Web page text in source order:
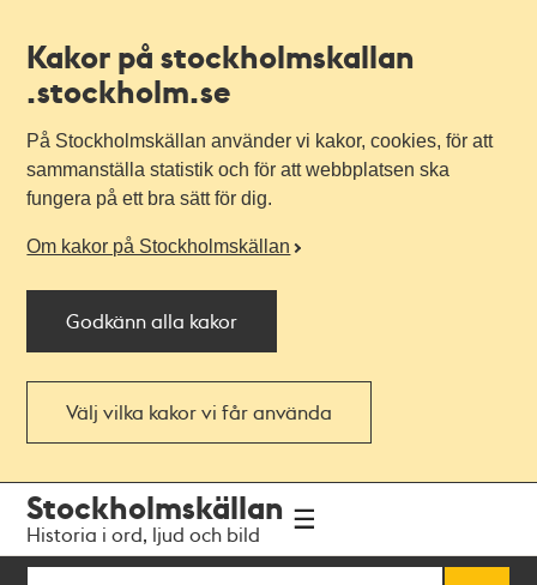
Kakor på stockholmskallan
.stockholm.se
På Stockholmskällan använder vi kakor, cookies, för att
sammanställa statistik och för att webbplatsen ska
fungera på ett bra sätt för dig.
Om kakor på Stockholmskällan
Godkänn alla kakor
Välj vilka kakor vi får använda
navigationen
huvudinnehållet
Stockholmskällan
Historia i ord, ljud och bild
Sök